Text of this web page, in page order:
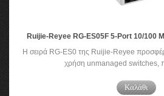
Ruijie-Reyee RG-ES05F 5-Port 10/100
Η σειρά RG-ES0 της Ruijie-Reyee
χρήση unmanaged switches,
Καλάθι